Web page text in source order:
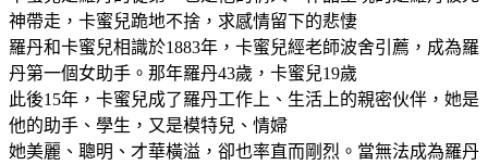
神帶走，卡蜜兒跪地不捨，求感情留下的悲悽
羅丹和卡蜜兒相識於1883年，卡蜜兒經老師波舍引薦，成為羅
丹第一個女助手。那年羅丹43歲，卡蜜兒19歲
此後15年，卡蜜兒成了羅丹工作上、生活上的親密伙伴，她是
他的助手、學生，又是模特兒、情婦
她美麗、聰明、才華橫溢，卻也率直而剛烈。當無法成為羅丹